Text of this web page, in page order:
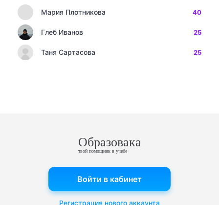
Мария Плотникова 40
Глеб Иванов 25
Таня Сартасова 25
Образовака
твой помощник в учебе
Войти в кабинет
Регистрация нового аккаунта